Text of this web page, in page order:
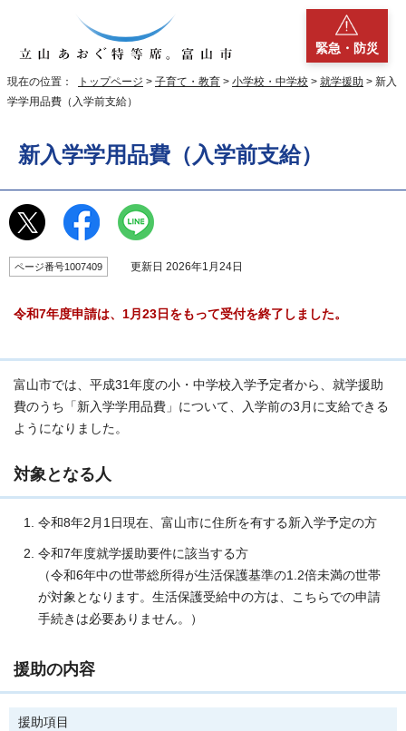
緊急・防災
現在の位置： トップページ > 子育て・教育 > 小学校・中学校 > 就学援助 > 新入
学学用品費（入学前支給）
新入学学用品費（入学前支給）
ページ番号1007409 更新日 2026年1月24日
令和7年度申請は、1月23日をもって受付を終了しました。
富山市では、平成31年度の小・中学校入学予定者から、就学援助
費のうち「新入学学用品費」について、入学前の3月に支給できる
ようになりました。
対象となる人
令和8年2月1日現在、富山市に住所を有する新入学予定の方
令和7年度就学援助要件に該当する方
（令和6年中の世帯総所得が生活保護基準の1.2倍未満の世帯
が対象となります。生活保護受給中の方は、こちらでの申請
手続きは必要ありません。）
援助の内容
援助項目